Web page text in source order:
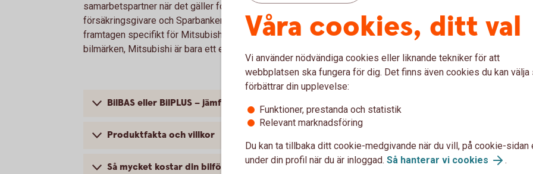
samarbetspartner när det gäller fordonsförsäkringar. Tre Kronor Försäkring AB är
försäkringsgivare och Sparbanken Nord är försäkringsförmedlare. Bilförsäkringen är inte
framtagen specifikt för Mitsubishi; bilförsäkringen vi erbjuder kan tecknas för alla
bilmärken, Mitsubishi är bara ett exempel.
BilBAS eller BilPLUS – jämför innehåll
Produktfakta och villkor
Så mycket kostar din bilförsäkring
Våra cookies, ditt val
Vi använder nödvändiga cookies eller liknande tekniker för att
webbplatsen ska fungera för dig. Det finns även cookies du kan välja
förbättrar din upplevelse:
Funktioner, prestanda och statistik
Relevant marknadsföring
Du kan ta tillbaka ditt cookie-medgivande när du vill, på cookie-sidan
under din profil när du är inloggad. Så hanterar vi cookies .